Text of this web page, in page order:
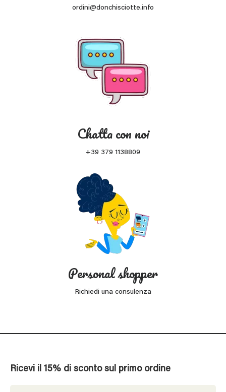
ordini@donchisciotte.info
Chatta con noi
+39 379 1138809
Personal shopper
Richiedi una consulenza
Ricevi il 15% di sconto sul primo ordine